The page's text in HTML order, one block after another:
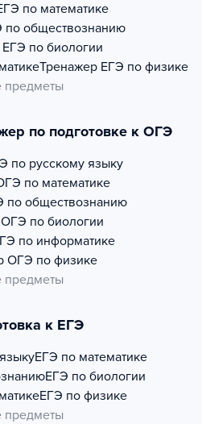
по математике
по обществознанию
ЕГЭ по биологии
Тренажер ЕГЭ по физике
предметы
по подготовке к ОГЭ
по русскому языку
по математике
по обществознанию
ОГЭ по биологии
по информатике
ОГЭ по физике
предметы
к ЕГЭ
ЕГЭ по математике
ЕГЭ по биологии
ЕГЭ по физике
предметы